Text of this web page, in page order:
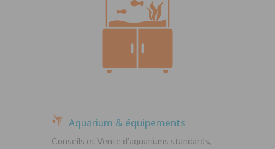
Aquarium & équipements
Conseils et Vente d’aquariums standards,